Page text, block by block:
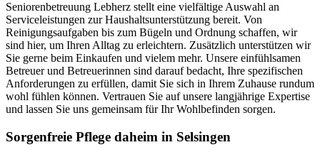
Seniorenbetreuung Lebherz stellt eine vielfältige Auswahl an
Serviceleistungen zur Haushaltsunterstützung bereit. Von
Reinigungsaufgaben bis zum Bügeln und Ordnung schaffen, wir
sind hier, um Ihren Alltag zu erleichtern. Zusätzlich unterstützen wir
Sie gerne beim Einkaufen und vielem mehr. Unsere einfühlsamen
Betreuer und Betreuerinnen sind darauf bedacht, Ihre spezifischen
Anforderungen zu erfüllen, damit Sie sich in Ihrem Zuhause rundum
wohl fühlen können. Vertrauen Sie auf unsere langjährige Expertise
und lassen Sie uns gemeinsam für Ihr Wohlbefinden sorgen.
Sorgenfreie Pflege daheim in Selsingen